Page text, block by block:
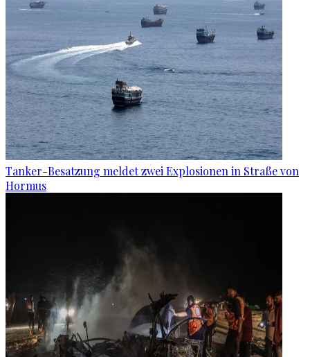
Tanker-Besatzung meldet zwei Explosionen in Straße von
Hormus